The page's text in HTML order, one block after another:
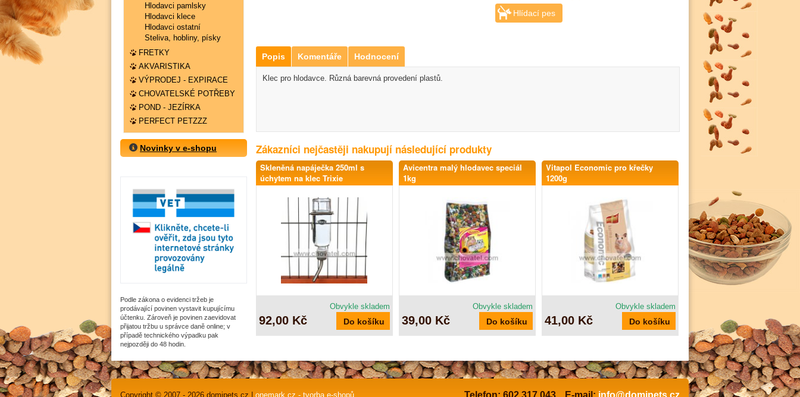
Hlodavci pamlsky
Hlodavci klece
Hlodavci ostatní
Steliva, hobliny, písky
FRETKY
AKVARISTIKA
VÝPRODEJ - EXPIRACE
CHOVATELSKÉ POTŘEBY
POND - JEZÍRKA
PERFECT PETZZZ
Novinky v e-shopu
Podle zákona o evidenci tržeb je
prodávající povinen vystavit kupujícímu
účtenku. Zároveň je povinen zaevidovat
přijatou tržbu u správce daně online; v
případě technického výpadku pak
nejpozději do 48 hodin.
Hlídací pes
Popis Komentáře Hodnocení
Klec pro hlodavce. Různá barevná provedení plastů.
Zákazníci nejčastěji nakupují následující produkty
Skleněná napáječka 250ml s
úchytem na klec Trixie
Obvykle skladem
92,00 Kč
Avicentra malý hlodavec speciál
1kg
Obvykle skladem
39,00 Kč
Vitapol Economic pro křečky
1200g
Obvykle skladem
41,00 Kč
Copyright © 2007 - 2026 domipets.cz | onemark.cz - tvorba e-shopů